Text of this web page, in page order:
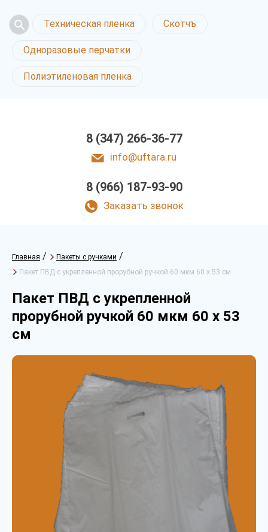
Техническая пленка Скотчъ
Одноразовые перчатки
Полиэтиленовая пленка
8 (347) 266-36-77
info@uftara.ru
8 (966) 187-93-90
Заказать звонок
Главная / Пакеты с ручками /
Пакет ПВД с укрепленной прорубной ручкой 60 мкм 60 х 53 см
Пакет ПВД с укрепленной
прорубной ручкой 60 мкм 60 х 53
см